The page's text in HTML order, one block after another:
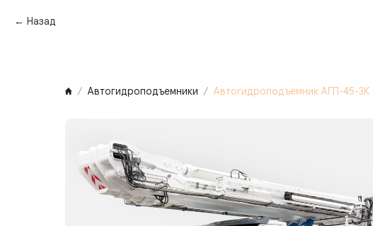
Назад
Автогидроподъемники Автогидроподъемник АГП-45-3К